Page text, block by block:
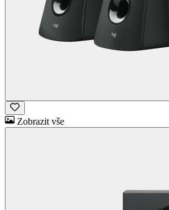
Zobrazit vše